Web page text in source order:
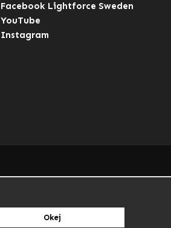
Facebook Lightforce Sweden
YouTube
Instagram
Okej